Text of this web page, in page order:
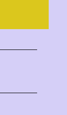
und dient